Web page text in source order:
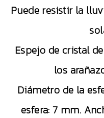
Puede resistir la
Espejo de cristal
los
Diámetro de la
esfera: 7 mm.